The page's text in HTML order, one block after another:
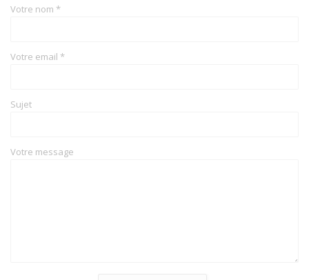
Votre nom *
Votre email *
Sujet
Votre message